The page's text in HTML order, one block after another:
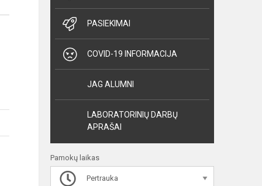
PASIEKIMAI
COVID-19 INFORMACIJA
JAG ALUMNI
LABORATORINIŲ DARBŲ
APRAŠAI
Pamokų laikas
Pertrauka